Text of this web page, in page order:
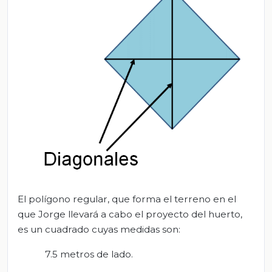
El polígono regular, que forma el terreno en el
que Jorge llevará a cabo el proyecto del huerto,
es un cuadrado cuyas medidas son:
7.5 metros de lado.